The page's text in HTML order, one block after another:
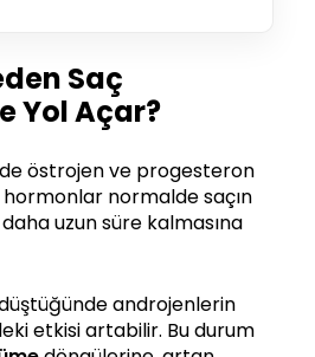
Saç
Yol Açar?
östrojen ve progesteron
hormonlar normalde saçın
uzun süre kalmasına
androjenlerin
etkisi artabilir. Bu durum